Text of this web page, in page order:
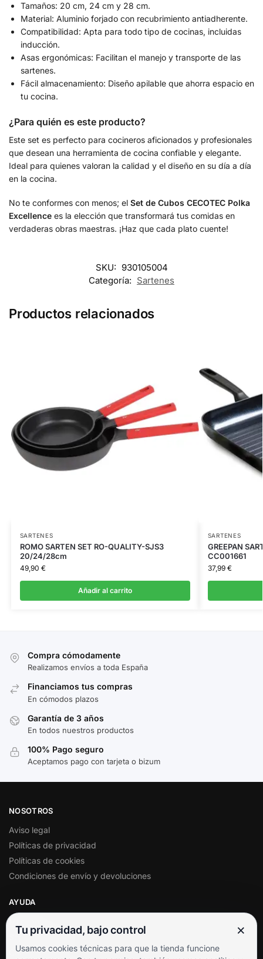
Tamaños: 20 cm, 24 cm y 28 cm.
Material: Aluminio forjado con recubrimiento antiadherente.
Compatibilidad: Apta para todo tipo de cocinas, incluidas
inducción.
Asas ergonómicas: Facilitan el manejo y transporte de las
sartenes.
Fácil almacenamiento: Diseño apilable que ahorra espacio en
tu cocina.
¿Para quién es este producto?
Este set es perfecto para cocineros aficionados y profesionales
que desean una herramienta de cocina confiable y elegante.
Ideal para quienes valoran la calidad y el diseño en su día a día
en la cocina.
No te conformes con menos; el Set de Cubos CECOTEC Polka
Excellence es la elección que transformará tus comidas en
verdaderas obras maestras. ¡Haz que cada plato cuente!
SKU: 930105004
Categoría: Sartenes
Productos relacionados
SARTENES
ROMO SARTEN SET RO-QUALITY-SJS3
20/24/28cm
49,90 €
Añadir al carrito
SARTENES
GREEPAN
CC001661
37,99 €
Compra cómodamente
Realizamos envíos a toda España
Financiamos tus compras
En cómodos plazos
Garantía de 3 años
En todos nuestros productos
100% Pago seguro
Aceptamos pago con tarjeta o bizum
NOSOTROS
Aviso legal
Políticas de privacidad
Políticas de cookies
Condiciones de envío y devoluciones
AYUDA
Soporte al cliente
Contacto
Tu privacidad, bajo control ×
Usamos cookies técnicas para que la tienda funcione